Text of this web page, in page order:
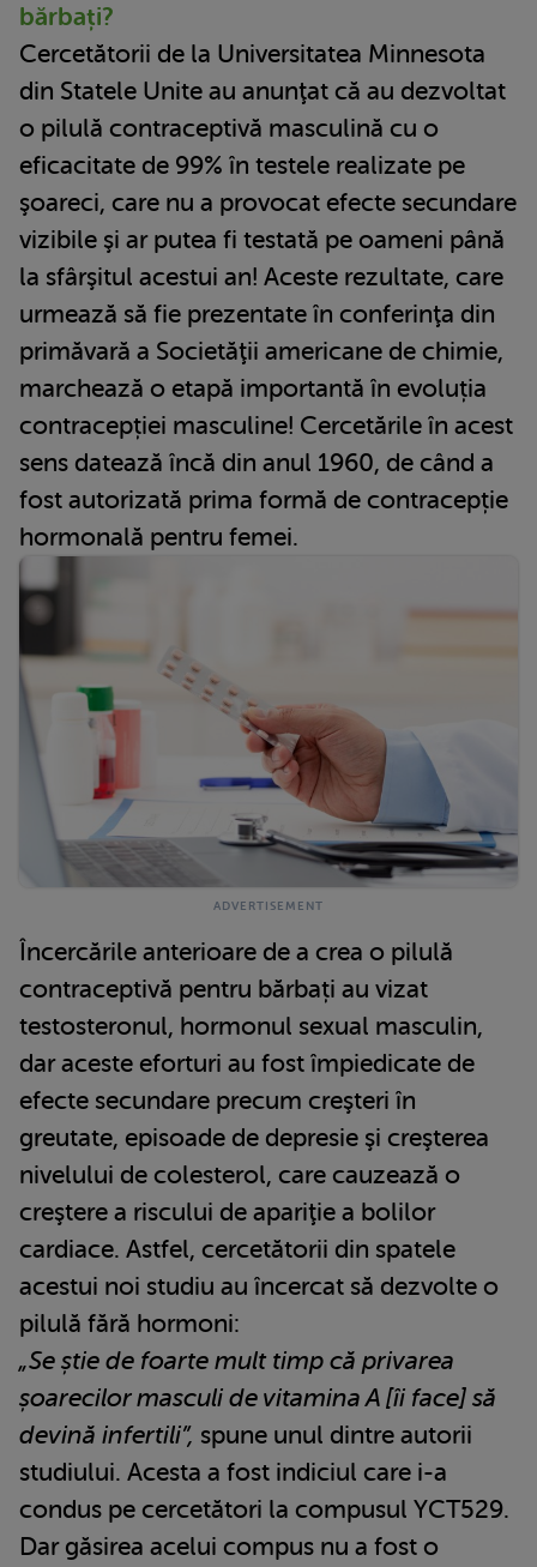
bărbați?
Cercetătorii de la Universitatea Minnesota
din Statele Unite au anunţat că au dezvoltat
o pilulă contraceptivă masculină cu o
eficacitate de 99% în testele realizate pe
şoareci, care nu a provocat efecte secundare
vizibile şi ar putea fi testată pe oameni până
la sfârşitul acestui an! Aceste rezultate, care
urmează să fie prezentate în conferinţa din
primăvară a Societăţii americane de chimie,
marchează o etapă importantă în evoluția
contracepției masculine! Cercetările în acest
sens datează încă din anul 1960, de când a
fost autorizată prima formă de contracepție
hormonală pentru femei.
Încercările anterioare de a crea o pilulă
contraceptivă pentru bărbați au vizat
testosteronul, hormonul sexual masculin,
dar aceste eforturi au fost împiedicate de
efecte secundare precum creşteri în
greutate, episoade de depresie şi creşterea
nivelului de colesterol, care cauzează o
creştere a riscului de apariţie a bolilor
cardiace. Astfel, cercetătorii din spatele
acestui noi studiu au încercat să dezvolte o
pilulă fără hormoni:
„Se știe de foarte mult timp că privarea
șoarecilor masculi de vitamina A [îi face] să
devină infertili”, spune unul dintre autorii
studiului. Acesta a fost indiciul care i-a
condus pe cercetători la compusul YCT529.
Dar găsirea acelui compus nu a fost o